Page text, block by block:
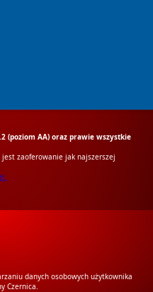
(poziom AA) oraz prawie wszystkie
zaoferowanie jak najszerszej
danych osobowych użytkownika
Czernica.